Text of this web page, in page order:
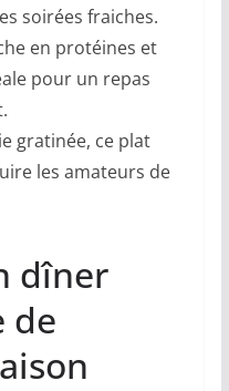
soirées fraiches.
en protéines et
pour un repas
gratinée, ce plat
les amateurs de
dîner
de